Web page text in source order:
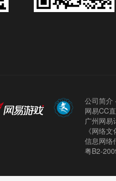
公司简介
网易CC
广州网
《网络
信息网络
粤B2-